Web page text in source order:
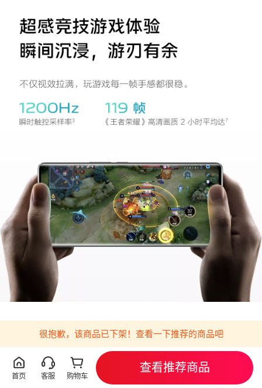
很抱歉，该商品已下架！查看一下推荐的商品吧
首页 客服 购物车
查看推荐商品